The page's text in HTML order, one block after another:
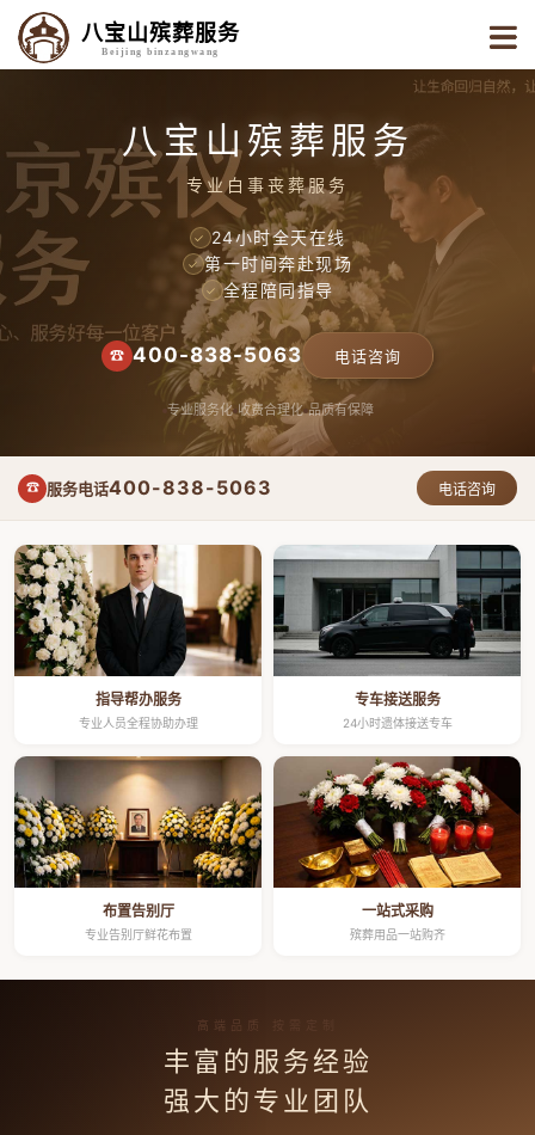
八宝山殡葬服务
Beijing binzangwang
八宝山殡葬服务
专业白事丧葬服务
✓ 24小时全天在线
✓ 第一时间奔赴现场
✓ 全程陪同指导
☎ 400-838-5063 电话咨询
专业服务化 收费合理化 品质有保障
☎ 服务电话400-838-5063 电话咨询
指导帮办服务
专业人员全程协助办理
专车接送服务
24小时遗体接送专车
布置告别厅
专业告别厅鲜花布置
一站式采购
殡葬用品一站购齐
高端品质 按需定制
丰富的服务经验
强大的专业团队